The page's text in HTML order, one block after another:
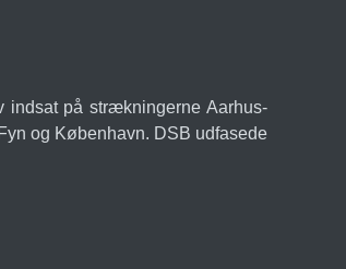
indsat på strækningerne Aarhus-
og København. DSB udfasede